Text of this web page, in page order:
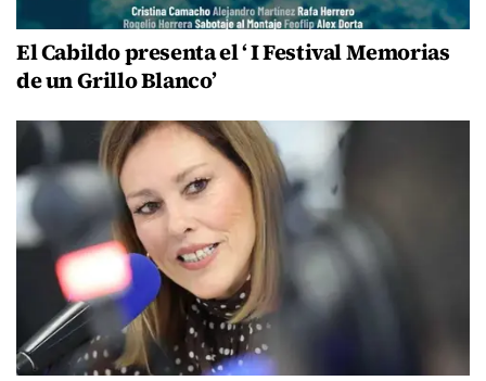
El Cabildo presenta el ‘ I Festival Memorias
de un Grillo Blanco’